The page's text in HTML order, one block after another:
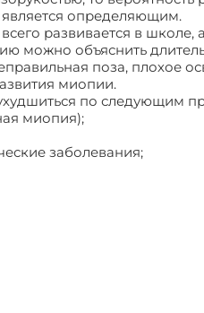
определяющим.
развивается в
можно объяснить
поза, плохое
миопии.
по следующим
миопия);
заболевания;